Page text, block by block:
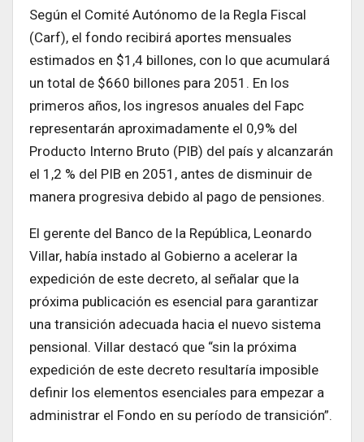
Según el Comité Autónomo de la Regla Fiscal
(Carf), el fondo recibirá aportes mensuales
estimados en $1,4 billones, con lo que acumulará
un total de $660 billones para 2051. En los
primeros años, los ingresos anuales del Fapc
representarán aproximadamente el 0,9% del
Producto Interno Bruto (PIB) del país y alcanzarán
el 1,2 % del PIB en 2051, antes de disminuir de
manera progresiva debido al pago de pensiones.
El gerente del Banco de la República, Leonardo
Villar, había instado al Gobierno a acelerar la
expedición de este decreto, al señalar que la
próxima publicación es esencial para garantizar
una transición adecuada hacia el nuevo sistema
pensional. Villar destacó que “sin la próxima
expedición de este decreto resultaría imposible
definir los elementos esenciales para empezar a
administrar el Fondo en su período de transición”.